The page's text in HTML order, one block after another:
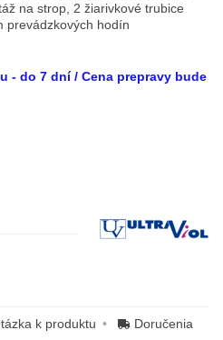
na strop, 2 žiarivkové trubice
prevádzkových hodín
- do 7 dní / Cena prepravy bude
Výrobca:
k produktu Doručenia